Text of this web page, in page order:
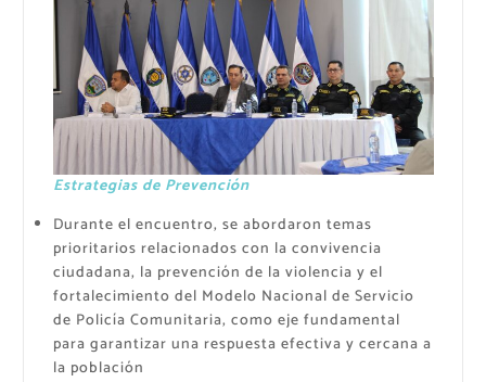
Estrategias de Prevención
Durante el encuentro, se abordaron temas
prioritarios relacionados con la convivencia
ciudadana, la prevención de la violencia y el
fortalecimiento del Modelo Nacional de Servicio
de Policía Comunitaria, como eje fundamental
para garantizar una respuesta efectiva y cercana a
la población